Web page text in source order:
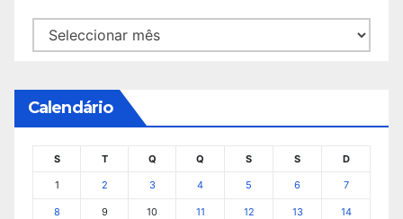
Arquivo
Calendário
S T Q Q S S D
1 2 3 4 5 6 7
8 9 10 11 12 13 14